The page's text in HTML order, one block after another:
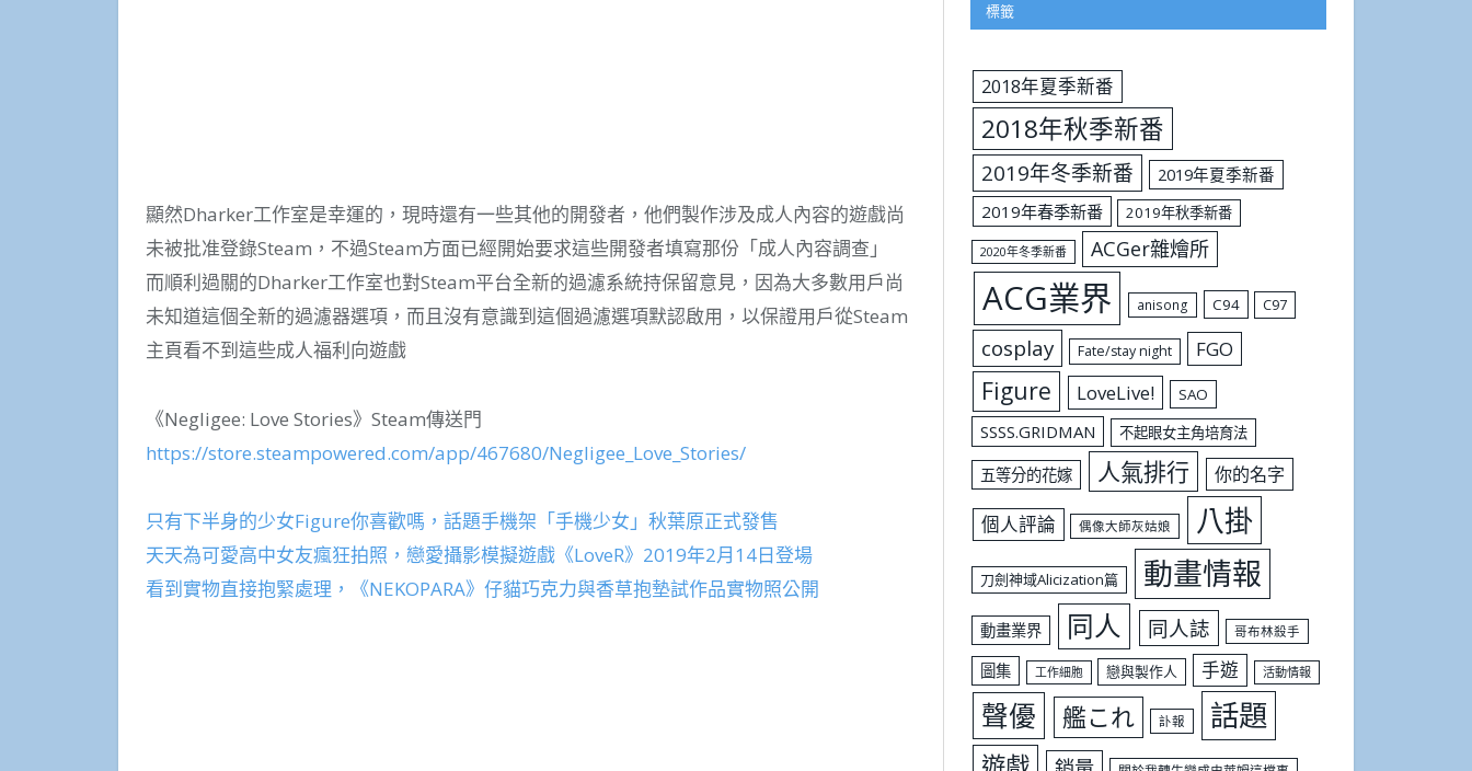
顯然Dharker工作室是幸運的，現時還有一些其他的開發者，他們製作涉及成人內容的遊戲尚
未被批准登錄Steam，不過Steam方面已經開始要求這些開發者填寫那份「成人內容調查」
而順利過關的Dharker工作室也對Steam平台全新的過濾系統持保留意見，因為大多數用戶尚
未知道這個全新的過濾器選項，而且沒有意識到這個過濾選項默認啟用，以保證用戶從Steam
主頁看不到這些成人福利向遊戲
《Negligee: Love Stories》Steam傳送門
https://store.steampowered.com/app/467680/Negligee_Love_Stories/
只有下半身的少女Figure你喜歡嗎，話題手機架「手機少女」秋葉原正式發售
天天為可愛高中女友瘋狂拍照，戀愛攝影模擬遊戲《LoveR》2019年2月14日登場
看到實物直接抱緊處理，《NEKOPARA》仔貓巧克力與香草抱墊試作品實物照公開
標籤
2018年夏季新番
2018年秋季新番
2019年冬季新番
2019年夏季新番
2019年春季新番
2019年秋季新番
2020年冬季新番 ACGer雜燴所
ACG業界 anisong C94 C97
cosplay Fate/stay night FGO
Figure LoveLive! SAO
SSSS.GRIDMAN 不起眼女主角培育法
五等分的花嫁 人氣排行 你的名字
個人評論 偶像大師灰姑娘 八掛
刀劍神域Alicization篇 動畫情報
動畫業界 同人 同人誌 哥布林殺手
圖集 工作細胞 戀與製作人 手遊 活動情報
聲優 艦これ 訃報 話題